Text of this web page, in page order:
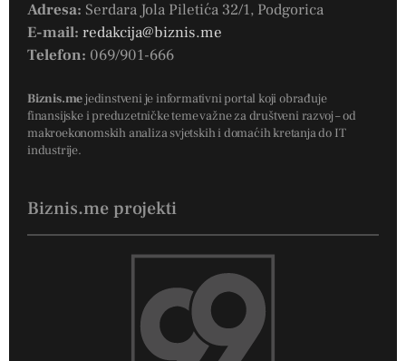
Adresa: Serdara Jola Piletića 32/1, Podgorica
E-mail: redakcija@biznis.me
Telefon: 069/901-666
Biznis.mejedinstveni je informativni portal koji obrađuje
finansijske i preduzetničke teme važne za društveni razvoj – od
makroekonomskih analiza svjetskih i domaćih kretanja do IT
industrije.
Biznis.me projekti